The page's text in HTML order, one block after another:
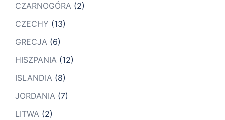
CZARNOGÓRA (2)
CZECHY (13)
GRECJA (6)
HISZPANIA (12)
ISLANDIA (8)
JORDANIA (7)
LITWA (2)